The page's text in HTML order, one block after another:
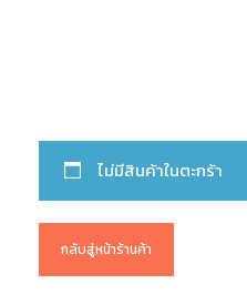
ไม่มีสินค้าในตะกร้า
กลับสู่หน้าร้านค้า